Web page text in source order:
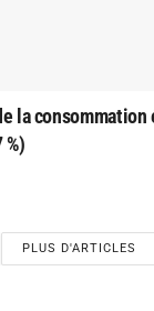
la
%)
PLUS D'ARTICLES